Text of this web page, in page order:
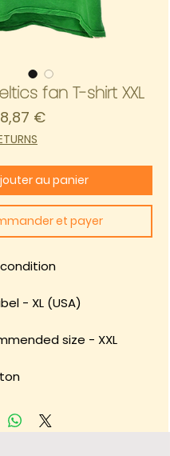
fan T-shirt XXL
€Prix
au panier
et payer
- XL (USA)
size - XXL